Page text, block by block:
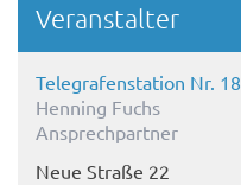
Veranstalter
Telegrafenstation Nr. 18
Henning Fuchs
Ansprechpartner
Neue Straße 22